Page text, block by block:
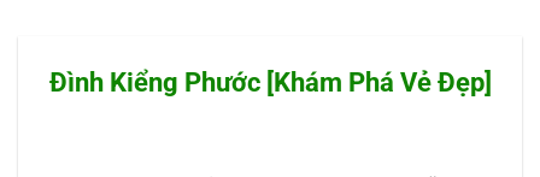
Đình Kiểng Phước [Khám Phá Vẻ Đẹp]